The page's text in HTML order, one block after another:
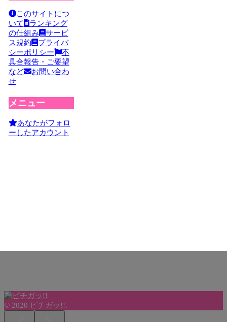
このサイトにつ
いて
ランキング
の仕組み
サービ
ス規約
プライバ
シーポリシー
不
具合報告・ご要望
など
お問い合わ
せ
メニュー
あなたがフォロ
ーしたアカウント
© 2020 ピチガッ!!.